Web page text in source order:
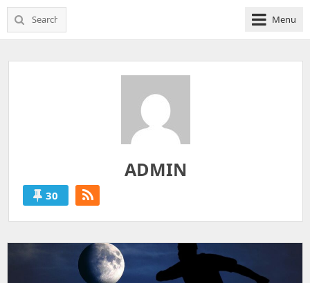
Search
for:
Menu
ADMIN
30
ADMIN
'S
POSTS